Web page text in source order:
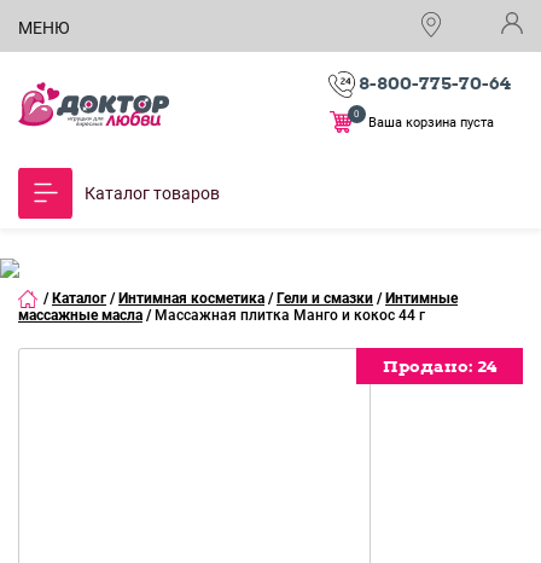
МЕНЮ
8-800-775-70-64
Ваша корзина пуста
0
Каталог товаров
/ Каталог / Интимная косметика / Гели и смазки / Интимные
массажные масла / Массажная плитка Манго и кокос 44 г
Продано: 24
Продано: 24
Продано: 24
Продано: 24
Продано: 24